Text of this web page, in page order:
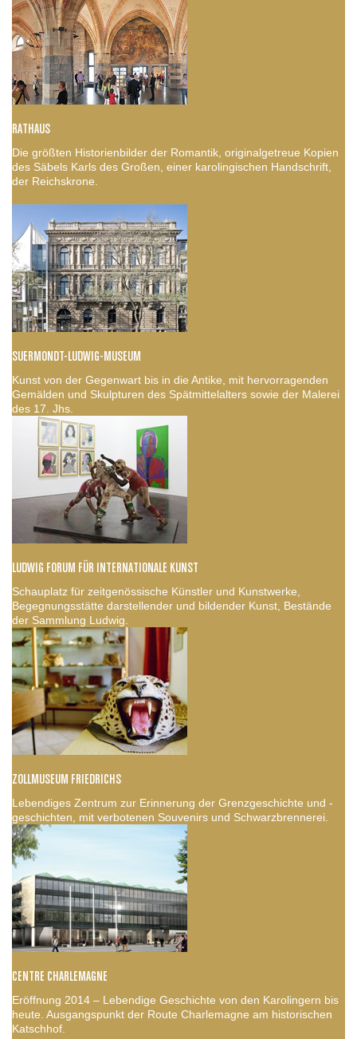
RATHAUS
Die größten Historienbilder der Romantik, originalgetreue Kopien
des Säbels Karls des Großen, einer karolingischen Handschrift,
der Reichskrone.
SUERMONDT-LUDWIG-MUSEUM
Kunst von der Gegenwart bis in die Antike, mit hervorragenden
Gemälden und Skulpturen des Spätmittelalters sowie der Malerei
des 17. Jhs.
LUDWIG FORUM FÜR INTERNATIONALE KUNST
Schauplatz für zeitgenössische Künstler und Kunstwerke,
Begegnungsstätte darstellender und bildender Kunst, Bestände
der Sammlung Ludwig.
ZOLLMUSEUM FRIEDRICHS
Lebendiges Zentrum zur Erinnerung der Grenzgeschichte und -
geschichten, mit verbotenen Souvenirs und Schwarzbrennerei.
CENTRE CHARLEMAGNE
Eröffnung 2014 – Lebendige Geschichte von den Karolingern bis
heute. Ausgangspunkt der Route Charlemagne am historischen
Katschhof.